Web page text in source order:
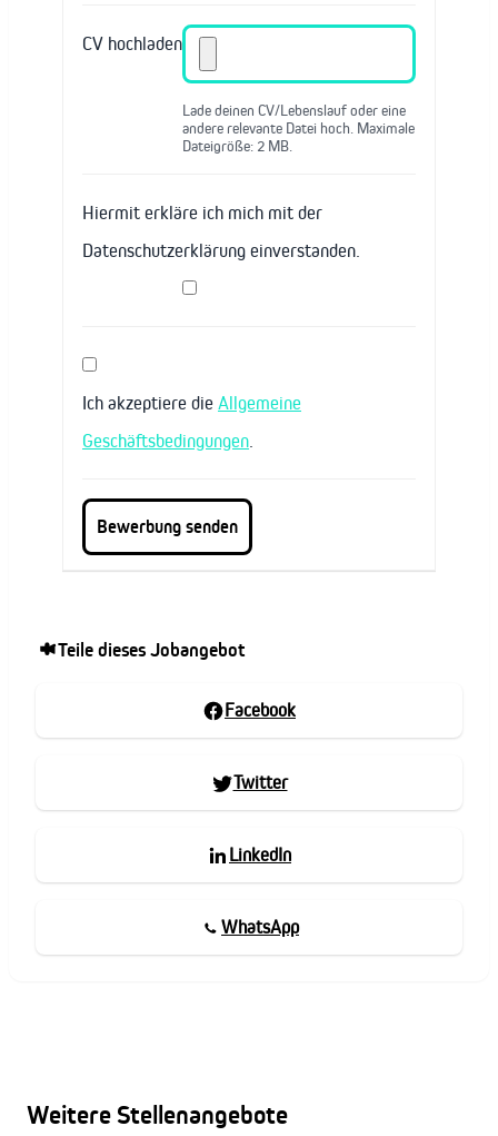
CV hochladen
Lade deinen CV/Lebenslauf oder eine
andere relevante Datei hoch. Maximale
Dateigröße: 2 MB.
Hiermit erkläre ich mich mit der
Datenschutzerklärung einverstanden.
Ich akzeptiere die Allgemeine
Geschäftsbedingungen.
Teile dieses Jobangebot
Facebook
Twitter
LinkedIn
WhatsApp
Weitere Stellenangebote